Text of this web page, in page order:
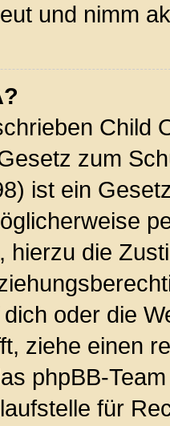
und nimm
Child
zum
ist ein
hierzu die
oder die
ziehe einen
phpBB-
für